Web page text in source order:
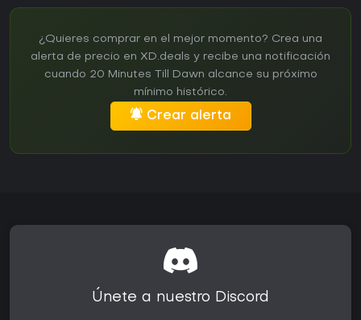
¿Quieres comprar en el mejor momento? Crea una
alerta de precio en XD.deals y recibe una notificación
cuando 20 Minutes Till Dawn alcance su próximo
mínimo histórico.
Crear alerta
Únete a nuestro Discord